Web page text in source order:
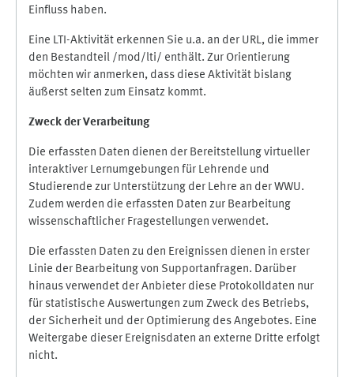
Einfluss haben.
Eine LTI-Aktivität erkennen Sie u.a. an der URL, die immer
den Bestandteil /mod/lti/ enthält. Zur Orientierung
möchten wir anmerken, dass diese Aktivität bislang
äußerst selten zum Einsatz kommt.
Zweck der Verarbeitung
Die erfassten Daten dienen der Bereitstellung virtueller
interaktiver Lernumgebungen für Lehrende und
Studierende zur Unterstützung der Lehre an der WWU.
Zudem werden die erfassten Daten zur Bearbeitung
wissenschaftlicher Fragestellungen verwendet.
Die erfassten Daten zu den Ereignissen dienen in erster
Linie der Bearbeitung von Supportanfragen. Darüber
hinaus verwendet der Anbieter diese Protokolldaten nur
für statistische Auswertungen zum Zweck des Betriebs,
der Sicherheit und der Optimierung des Angebotes. Eine
Weitergabe dieser Ereignisdaten an externe Dritte erfolgt
nicht.